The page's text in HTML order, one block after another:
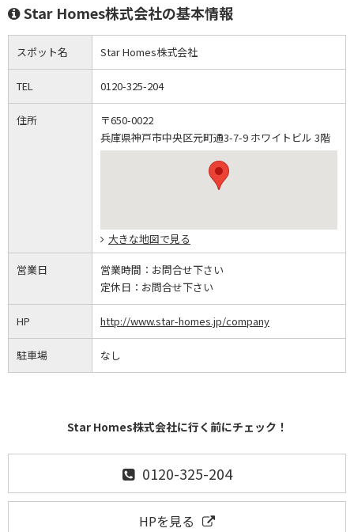
Star Homes株式会社の基本情報
スポット名 Star Homes株式会社
TEL 0120-325-204
住所
〒650-0022
兵庫県神戸市中央区元町通3-7-9 ホワイトビル 3階
大きな地図で見る
営業日 営業時間： お問合せ下さい
定休日： お問合せ下さい
HP http://www.star-homes.jp/company
駐車場 なし
Star Homes株式会社に行く前にチェック！
0120-325-204
HPを見る